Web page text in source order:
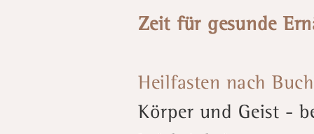
Zeit für gesunde
Heilfasten nach
Körper und Geist -